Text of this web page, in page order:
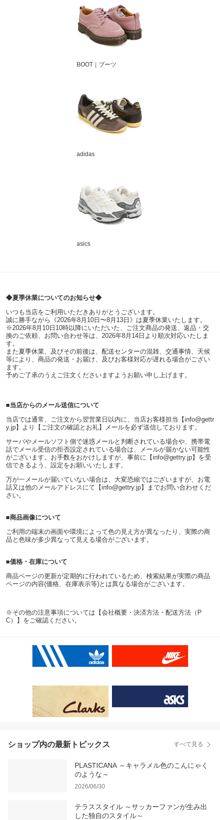
BOOT｜ブーツ
adidas
asics
◆夏季休業についてのお知らせ◆
いつも当店をご利用いただきありがとうございます。
誠に勝手ながら《2026年8月10日〜8月13日》は夏季休業いたします。
※2026年8月10日10時以降にいただいた、ご注文商品の発送、返品・交
換のご依頼、お問い合わせ等は、2026年8月14日より順次対応いたしま
す。
また夏季休業、及びその前後は、配送センターの混雑、交通事情、天候
等により、商品の発送・お届け、及びお客様対応が遅れる場合がござい
ます。
予めご了承のうえご注文くださいますようお願い申し上げます。
■当店からのメール送信について
当店では通常、ご注文から翌営業日以内に、当店お客様担当【info@gettr
y.jp】より【ご注文の確認とお礼】メールを必ず送信しております。
サーバやメールソフト側で迷惑メールと判断されている場合や、携帯電
話でメール受信の拒否設定されている場合は、メールが届かない可能性
がございます。お手数をおかけしますが、事前に【info@gettry.jp】を受
信できるよう、設定をお願いいたします。
万が一メールが届いていない場合は、大変恐縮ではございますが、お電
話又は他のメールアドレスにて【info@gettry.jp】までお問い合わせくだ
さい。
■商品画像について
ご利用の端末の画面や環境によって色の見え方が異なったり、実際の商
品と色味が多少異なって見える場合がございます。
■価格・在庫について
商品ページの更新が定期的に行われているため、検索結果が実際の商品
ページの内容(価格、在庫表示等)とは異なる場合がございます。
※その他の注意事項については【会社概要・決済方法・配送方法（P
C）】をご確認ください。
ショップ内の最新トピックス すべて見る
PLASTICANA ～キャラメル色のこんにゃく
のような～
2026/06/30
テラススタイル ～サッカーファンが生み出
した独自のスタイル～